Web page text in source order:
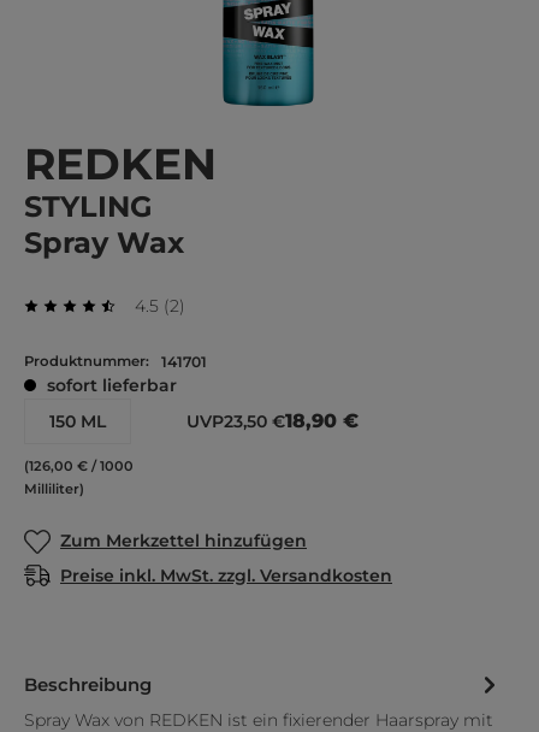
REDKEN
STYLING
Spray Wax
4.5
Durchschnittliche Bewertung von 4.5 von 5
(2)
Bewertungen
Produktnummer: 141701
sofort lieferbar
150 ML
(126,00 € / 1000
Milliliter)
UVP23,50 €18,90 €
Zum Merkzettel hinzufügen
Preise inkl. MwSt. zzgl. Versandkosten
Beschreibung
Spray Wax von REDKEN ist ein fixierender Haarspray mit